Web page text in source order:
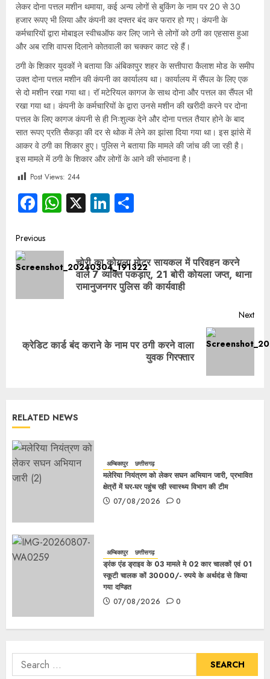
लेकर दोना पत्तल मशीन थमाया, कई अन्य लोगों से बुकिंग के नाम पर 20 से 30
हजार रूपए भी लिया और कंपनी का दफ्तर बंद कर फरार हो गए। कंपनी के
कर्मचारियों द्वारा मोबाइल स्वीचऑफ कर लिए जाने से लोगों को ठगी का एहसास हुआ
और अब राशि वापस दिलाने कोतवाली का चक्कर काट रहे हैं।
ठगी के शिकार युवकों ने बताया कि अंबिकापुर शहर के सत्तीपारा कैलाश मोड के समीप
उक्त दोना पत्तल मशीन की कंपनी का कार्यालय था। कार्यालय में सैंपल के लिए एक
से दो मशीन रखा गया था। रॉ मटेरियल कागज के साथ दोना और पत्तल का सैंपल भी
रखा गया था। कंपनी के कर्मचारियों के द्वारा उनसे मशीन की खरीदी करने पर दोना
पत्तल के लिए कागज कंपनी से ही निःशुल्क देने और दोना पत्तल तैयार होने के बाद
सात रूपए प्रति सैकड़ा की दर से थोक में लेने का झांसा दिया गया था। इस झांसे में
आकर वे ठगी का शिकार हुए। पुलिस ने बताया कि मामले की जांच की जा रही है।
इस मामले में ठगी के शिकार और लोगों के आने की संभावना है।
Post Views: 244
Facebook
WhatsApp
X LinkedIn
Previous
चोरी का कोयला मोटर सायकल में परिवहन करने
वाले 7 व्यक्ति पकड़ाए, 21 बोरी कोयला जप्त, थाना
रामानुजनगर पुलिस की कार्यवाही
Next
क्रेडिट कार्ड बंद कराने के नाम पर ठगी करने वाला
युवक गिरफ्तार
RELATED NEWS
अम्बिकापुर छत्तीसगढ़
मलेरिया नियंत्रण को लेकर सघन अभियान जारी, प्रभावित
क्षेत्रों में घर-घर पहुंच रही स्वास्थ्य विभाग की टीम
07/08/2026
0
अम्बिकापुर छत्तीसगढ़
ड्रंक एंड ड्राइव के 03 मामले मे 02 कार चालकों एवं 01
स्कूटी चालक कों 30000/- रुपये के अर्थदंड से किया
गया दण्डित
07/08/2026
0